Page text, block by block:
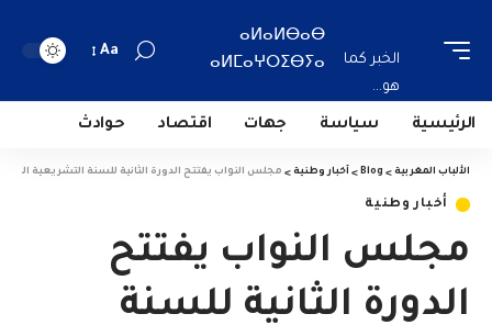
الخبر كما
هو...
ⴰⵍⴰⵍⴱⴰⴱ
ⴰⵍⵎⴰⵖⵔⵉⴱⵢⴰ
Aa
الرئيسية سياسة جهات اقتصاد حوادث
الألباب المغربية >
Blog
> أخبار وطنية > مجلس النواب يفتتح الدورة الثانية للسنة التشريعية
أخبار وطنية
مجلس النواب يفتتح
الدورة الثانية للسنة